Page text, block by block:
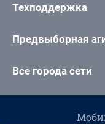
Техподдержка
Предвыборная
Все города сети